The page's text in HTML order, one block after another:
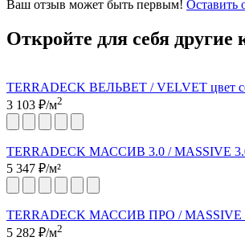
Ваш отзыв может быть первым! Оставить
Откройте для себя другие
TERRADECK ВЕЛЬВЕТ / VELVET цвет
3 103 ₽/м2
TERRADECK МАССИВ 3.0 / MASSIVE
5 347 ₽/м²
TERRADECK МАССИВ ПРО / MASSIVE
5 282 ₽/м2